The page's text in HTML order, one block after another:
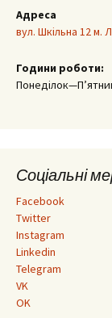
Адреса
вул. Шкільна 12 м.
Години роботи:
Соціальні
Facebook
Twitter
Instagram
Linkedin
Telegram
VK
OK